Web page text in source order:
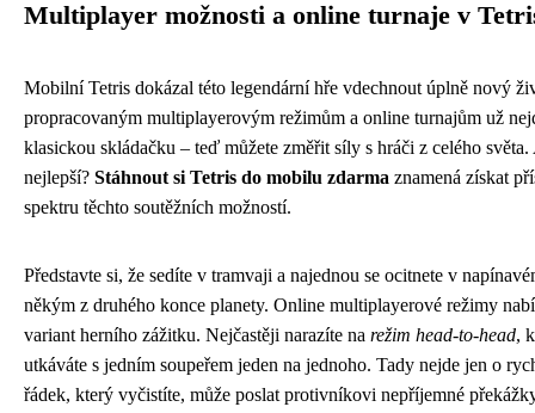
Multiplayer možnosti a online turnaje v
Mobilní Tetris dokázal této legendární hře vdechnout úplně nový
propracovaným multiplayerovým režimům a online turnajům už
klasickou skládačku – teď můžete změřit síly s hráči z celého světa.
nejlepší? Stáhnout si Tetris do mobilu zdarma znamená získat
spektru těchto soutěžních možností.
Představte si, že sedíte v tramvaji a najednou se ocitnete v
někým z druhého konce planety. Online multiplayerové režimy
variant herního zážitku. Nejčastěji narazíte na režim head-to-head,
utkáváte s jedním soupeřem jeden na jednoho. Tady nejde jen o
řádek, který vyčistíte, může poslat protivníkovi nepříjemné